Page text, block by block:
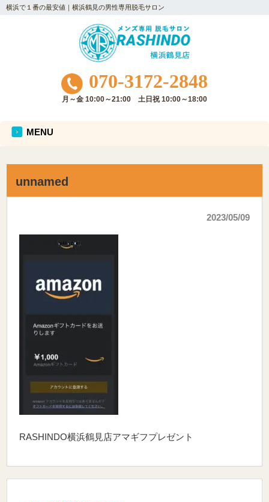
横浜で１番の最安値｜横浜鶴見の男性専用脱毛サロン
070-3172-2848
月～金 10:00～21:00 土日祝 10:00～18:00
MENU
unnamed
2023/05/09
RASHINDO横浜鶴見店アマギフプレゼント